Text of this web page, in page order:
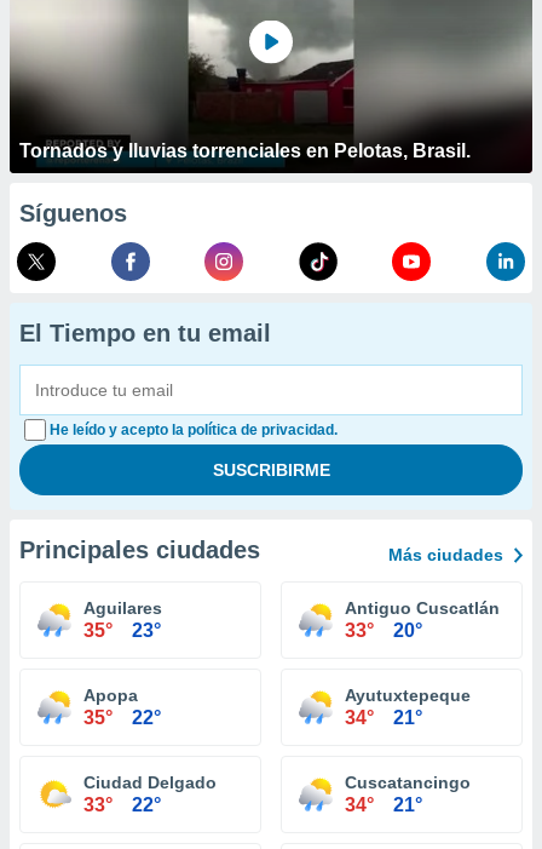
Tornados y lluvias torrenciales en Pelotas, Brasil.
Síguenos
El Tiempo en tu email
He leído y acepto la política de privacidad.
Principales ciudades Más ciudades
Aguilares
35° 23°
Antiguo Cuscatlán
33° 20°
Apopa
35° 22°
Ayutuxtepeque
34° 21°
Ciudad Delgado
33° 22°
Cuscatancingo
34° 21°